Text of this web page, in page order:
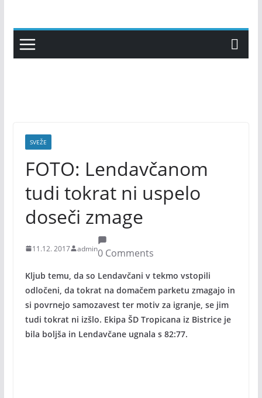
content
SVEŽE
FOTO: Lendavčanom
tudi tokrat ni uspelo
doseči zmage
11.12. 2017 admin0 Comments
Kljub temu, da so Lendavčani v tekmo vstopili
odločeni, da tokrat na domačem parketu zmagajo in
si povrnejo samozavest ter motiv za igranje, se jim
tudi tokrat ni izšlo. Ekipa ŠD Tropicana iz Bistrice je
bila boljša in Lendavčane ugnala s 82:77.